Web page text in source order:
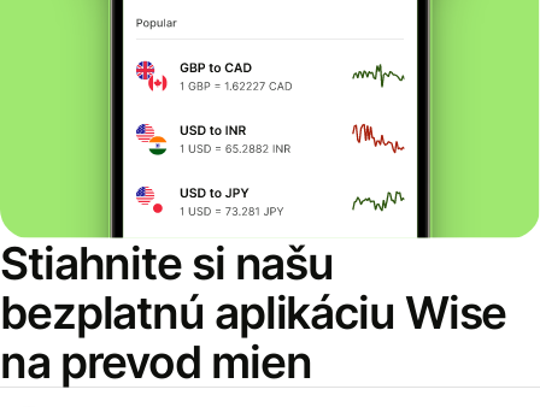
Stiahnite si našu
bezplatnú aplikáciu Wise
na prevod mien